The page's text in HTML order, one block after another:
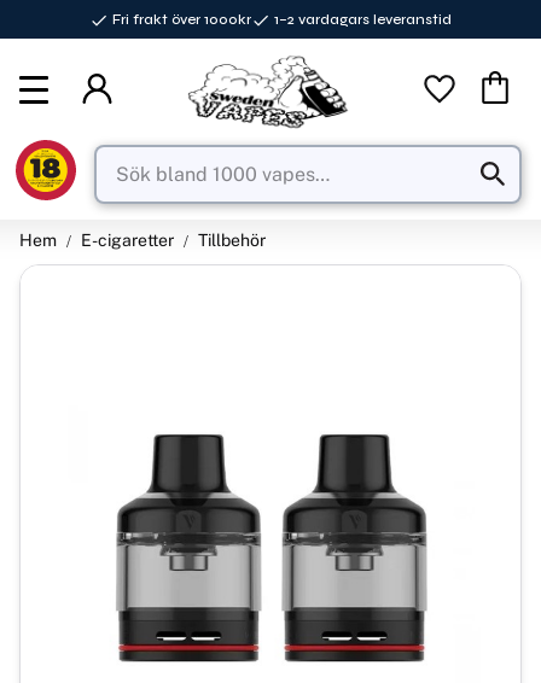
Fri frakt över 1000kr 1–2 vardagars leveranstid
Favoriter
Hem E-cigaretter Tillbehör